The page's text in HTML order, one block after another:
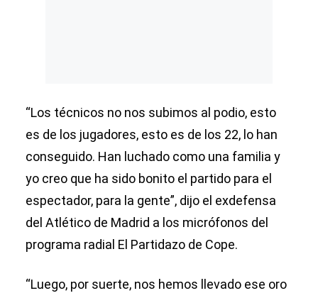
“Los técnicos no nos subimos al podio, esto
es de los jugadores, esto es de los 22, lo han
conseguido. Han luchado como una familia y
yo creo que ha sido bonito el partido para el
espectador, para la gente”, dijo el exdefensa
del Atlético de Madrid a los micrófonos del
programa radial El Partidazo de Cope.
“Luego, por suerte, nos hemos llevado ese oro